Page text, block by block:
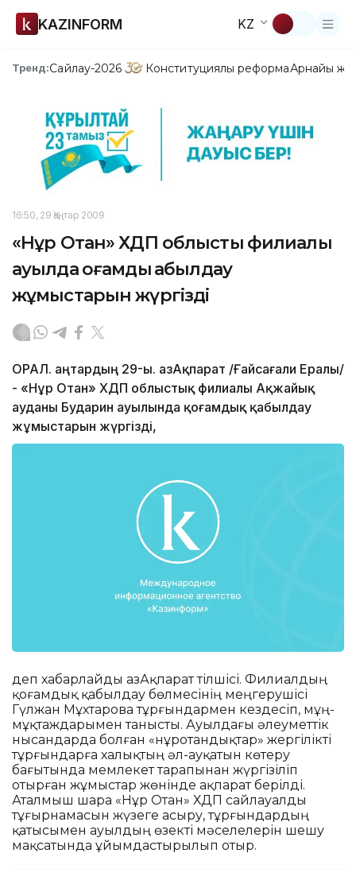
KAZINFORM KZ
Тренд:Сайлау-2026 Конституциялық реформаАрнайы
16:50, 29 Қаңтар 2009
«Нұр Отан» ХДП облыстық филиалы
ауылда қоғамдық қабылдау
жұмыстарын жүргізді
ОРАЛ. Қаңтардың 29-ы. ҚазАқпарат /Ғайсағали Ералы/
- «Нұр Отан» ХДП облыстық филиалы Ақжайық
ауданы Бударин ауылында қоғамдық қабылдау
жұмыстарын жүргізді,
деп хабарлайды ҚазАқпарат тілшісі. Филиалдың
қоғамдық қабылдау бөлмесінің меңгерушісі
Гүлжан Мұхтарова тұрғындармен кездесіп, мұң-
мұқтаждарымен танысты. Ауылдағы әлеуметтік
нысандарда болған «нұротандықтар» жергілікті
тұрғындарға халықтың әл-ауқатын көтеру
бағытында мемлекет тарапынан жүргізіліп
отырған жұмыстар жөнінде ақпарат берілді.
Аталмыш шара «Нұр Отан» ХДП сайлауалды
тұғырнамасын жүзеге асыру, тұрғындардың
қатысымен ауылдың өзекті мәселелерін шешу
мақсатында ұйымдастырылып отыр.